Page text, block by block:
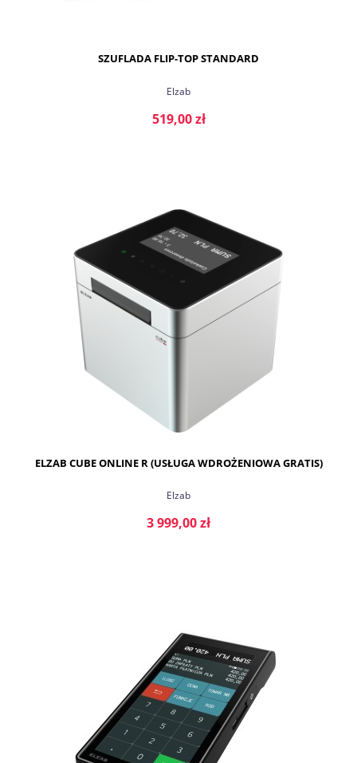
SZUFLADA FLIP-TOP STANDARD
Elzab
519,00 zł
DO KOSZYKA
ELZAB CUBE ONLINE R (USŁUGA WDROŻENIOWA GRATIS)
Elzab
3 999,00 zł